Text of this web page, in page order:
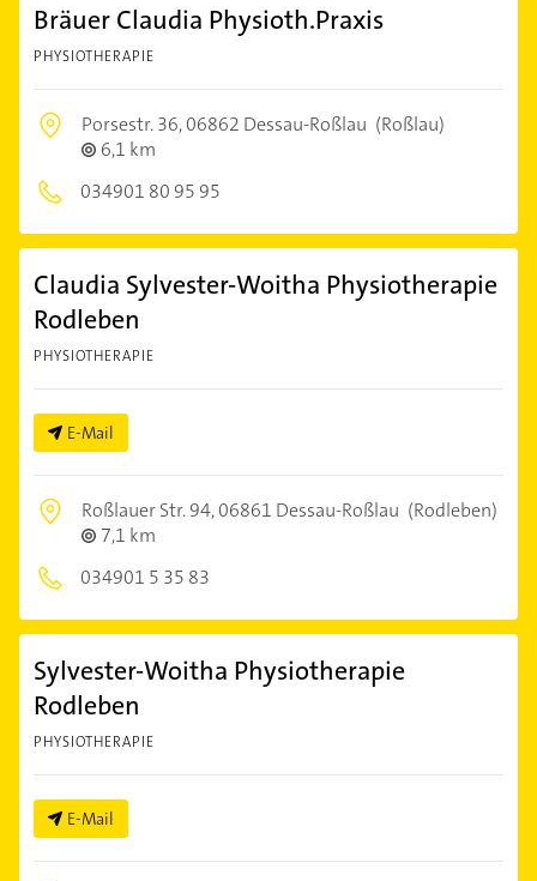
Bräuer Claudia Physioth.Praxis
PHYSIOTHERAPIE
Porsestr. 36,06862 Dessau-Roßlau (Roßlau)
6,1 km
034901 80 95 95
Claudia Sylvester-Woitha Physiotherapie
Rodleben
PHYSIOTHERAPIE
E-Mail
Roßlauer Str. 94,06861 Dessau-Roßlau (Rodleben)
7,1 km
034901 5 35 83
Sylvester-Woitha Physiotherapie
Rodleben
PHYSIOTHERAPIE
E-Mail